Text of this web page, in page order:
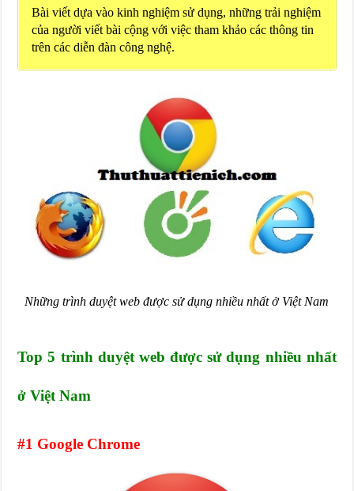
Bài viết dựa vào kinh nghiệm sử dụng, những trải nghiệm
của người viết bài cộng với việc tham khảo các thông tin
trên các diễn đàn công nghệ.
Những trình duyệt web được sử dụng nhiều nhất ở Việt Nam
Top 5 trình duyệt web được sử dụng nhiều nhất
ở Việt Nam
#1 Google Chrome